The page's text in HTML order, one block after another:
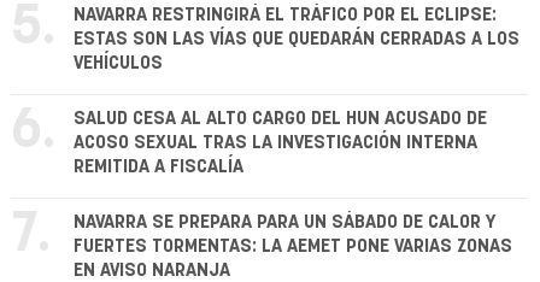
5.
NAVARRA RESTRINGIRÁ EL TRÁFICO POR EL ECLIPSE:
ESTAS SON LAS VÍAS QUE QUEDARÁN CERRADAS A LOS
VEHÍCULOS
6.
SALUD CESA AL ALTO CARGO DEL HUN ACUSADO DE
ACOSO SEXUAL TRAS LA INVESTIGACIÓN INTERNA
REMITIDA A FISCALÍA
7.
NAVARRA SE PREPARA PARA UN SÁBADO DE CALOR Y
FUERTES TORMENTAS: LA AEMET PONE VARIAS ZONAS
EN AVISO NARANJA